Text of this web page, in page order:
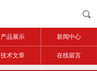
产品展示 新闻中心
技术文章 在线留言